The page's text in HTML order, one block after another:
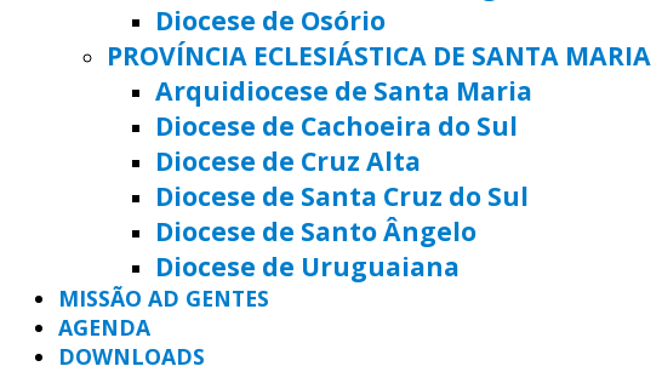
Diocese de Osório
PROVÍNCIA ECLESIÁSTICA DE SANTA MARIA
Arquidiocese de Santa Maria
Diocese de Cachoeira do Sul
Diocese de Cruz Alta
Diocese de Santa Cruz do Sul
Diocese de Santo Ângelo
Diocese de Uruguaiana
MISSÃO AD GENTES
AGENDA
DOWNLOADS